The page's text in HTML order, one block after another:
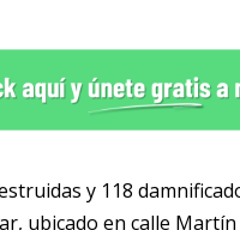
y 118
ubicado en calle